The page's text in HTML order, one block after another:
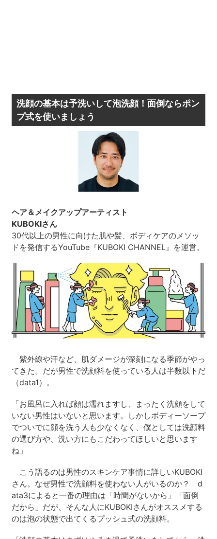
洗顔の基本は予洗いして泡洗顔！面倒ならポン
プ式を使いましょう
ヘア＆メイクアップアーティスト
KUBOKIさん
30代以上の男性に向けた肌や髪、ボディケアのメソッ
ドを発信するYouTube『KUBOKI CHANNEL』を運営。
紫外線や汗など、肌ダメージが深刻になる季節がやっ
てきた。だが男性で洗顔料を使っている人は半数以下だ
（data1）。
「お風呂に入れば顔は濡れますし、まったく洗顔をして
いない男性はいないと思います。しかしボディーソープ
でついでに顔を洗う人も少なくなく、僕としては洗顔料
の選び方や、洗い方にもこだわってほしいと思います
ね」
こう語るのは男性のスキンケア事情に詳しいKUBOKI
さん。なぜ男性で洗顔料を使わない人がいるのか？ d
ata3によると一番の理由は「時間がないから」「面倒
だから」だが、そんな人にKUBOKIさんがオススメする
のは泡の状態で出てくるプッシュ式の洗顔料。